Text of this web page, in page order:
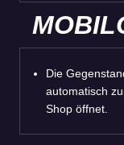
Die
automatisch
Shop öffnet.